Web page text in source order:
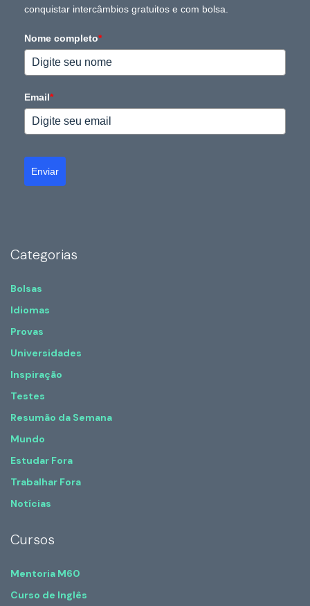
conquistar intercâmbios gratuitos e com bolsa.
Nome completo*
Email*
Enviar
Categorias
Bolsas
Idiomas
Provas
Universidades
Inspiração
Testes
Resumão da Semana
Mundo
Estudar Fora
Trabalhar Fora
Notícias
Cursos
Mentoria M60
Curso de Inglês